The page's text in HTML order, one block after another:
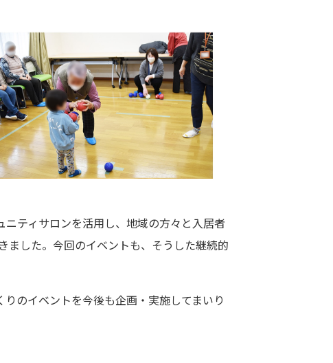
ティサロンを活用し、地域の方々と入居者
ました。今回のイベントも、そうした継続的
のイベントを今後も企画・実施してまいり